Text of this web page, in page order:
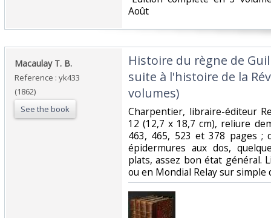
Août‎
‎Macaulay T. B.‎
Reference : yk433
(1862)
See the book
‎Histoire du règne de
suite à l'histoire de la
volumes)‎
‎Charpentier, libraire-éditeur
12 (12,7 x 18,7 cm), reliure
463, 465, 523 et 378 pages ;
épidermures aux dos,
plats, assez bon état général.
ou en Mondial Relay sur simple